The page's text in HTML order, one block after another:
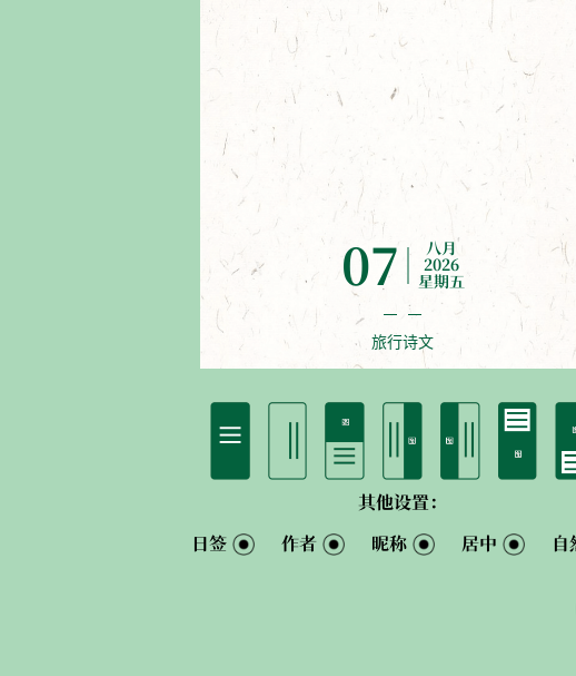
07
八月
2026
星期五
旅行诗文
其他设置：
日签 作者 昵称 居中 自